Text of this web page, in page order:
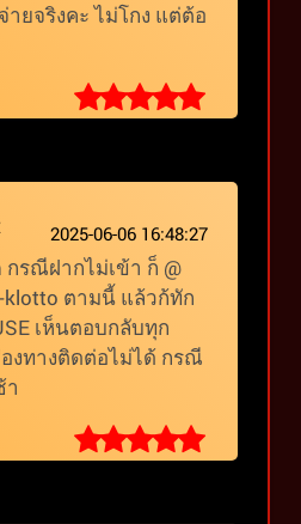
ายจริงคะ ไม่โกง แต่ต้อ
2025-06-06 16:48:27
กรณีฝากไม่เข้า ก็ @
klotto ตามนี้ แล้วก้ทัก
เห็นตอบกลับทุก
งทางติดต่อไม่ได้ กรณี
า